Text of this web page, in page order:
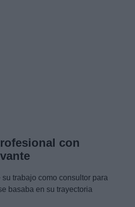
con
trabajo como consultor para
basaba en su trayectoria